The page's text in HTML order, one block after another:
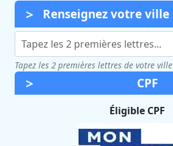
Renseignez votre ville
Tapez les 2 premières lettres de votre ville
CPF
Éligible CPF